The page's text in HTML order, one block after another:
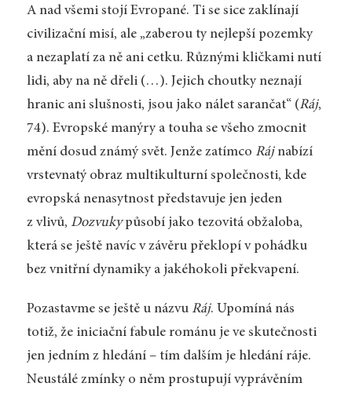
A nad všemi stojí Evropané. Ti se sice zaklínají
civilizační misí, ale „zaberou ty nejlepší pozemky
a nezaplatí za ně ani cetku. Různými kličkami nutí
lidi, aby na ně dřeli (…). Jejich choutky neznají
hranic ani slušnosti, jsou jako nálet sarančat“ (Ráj,
74). Evropské manýry a touha se všeho zmocnit
mění dosud známý svět. Jenže zatímco Rájnabízí
vrstevnatý obraz multikulturní společnosti, kde
evropská nenasytnost představuje jen jeden
z vlivů, Dozvukypůsobí jako tezovitá obžaloba,
která se ještě navíc v závěru překlopí v pohádku
bez vnitřní dynamiky a jakéhokoli překvapení.
Pozastavme se ještě u názvu Ráj. Upomíná nás
totiž, že iniciační fabule románu je ve skutečnosti
jen jedním z hledání – tím dalším je hledání ráje.
Neustálé zmínky o něm prostupují vyprávěním